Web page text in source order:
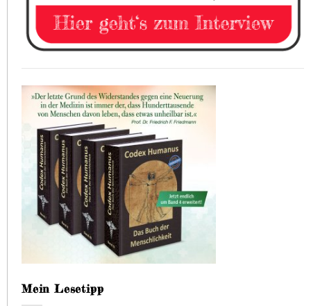
Mein Lesetipp